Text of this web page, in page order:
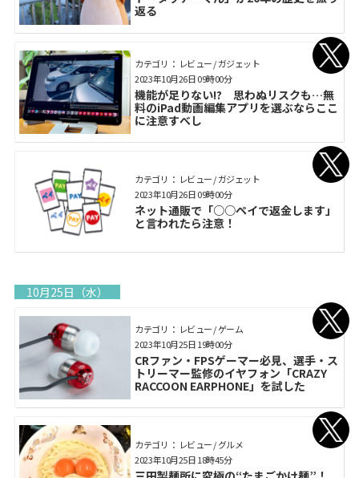
返る
カテゴリ： レビュー / ガジェット
機能が足りない!? 思わぬリスクも…無
料のiPad動画編集アプリを選ぶならここ
に注意すべし
2023年10月26日 09時00分
カテゴリ： レビュー / ガジェット
ネット通販で「○○ペイで返金します」
と言われたら注意！
2023年10月26日 09時00分
10月25日（水）
カテゴリ： レビュー / ゲーム
CRファン・FPSゲーマー必見、選手・ス
トリーマー監修のイヤフォン「CRAZY
RACCOON EARPHONE」を試した
2023年10月25日 19時00分
カテゴリ： レビュー / グルメ
2023年10月25日 18時45分